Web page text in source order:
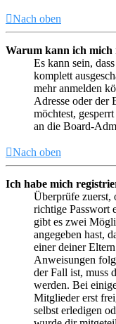
Nach oben
Warum kann ich mich
Es kann sein,
komplett
mehr anmelden
Adresse oder der
möchtest,
an die Board-
Nach oben
Ich habe mich
Überprüfe zuerst,
richtige Passwort
gibt es zwei
angegeben hast,
einer deiner
Anweisungen
der Fall ist, muss
werden. Bei
Mitglieder erst
selbst erledigen